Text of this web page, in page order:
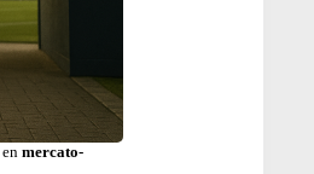
en mercato-